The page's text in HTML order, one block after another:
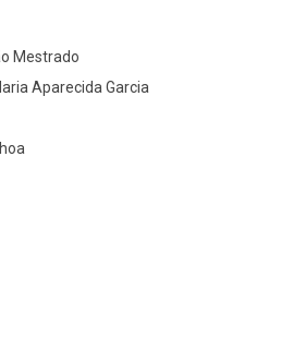
Mestrado
Aparecida Garcia